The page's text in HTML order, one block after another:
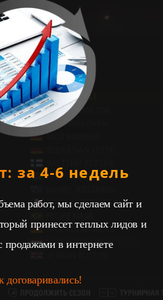
за 4-6 недель
работ, мы сделаем сайт и
принесет теплых лидов и
продажами в интернете
договаривались!